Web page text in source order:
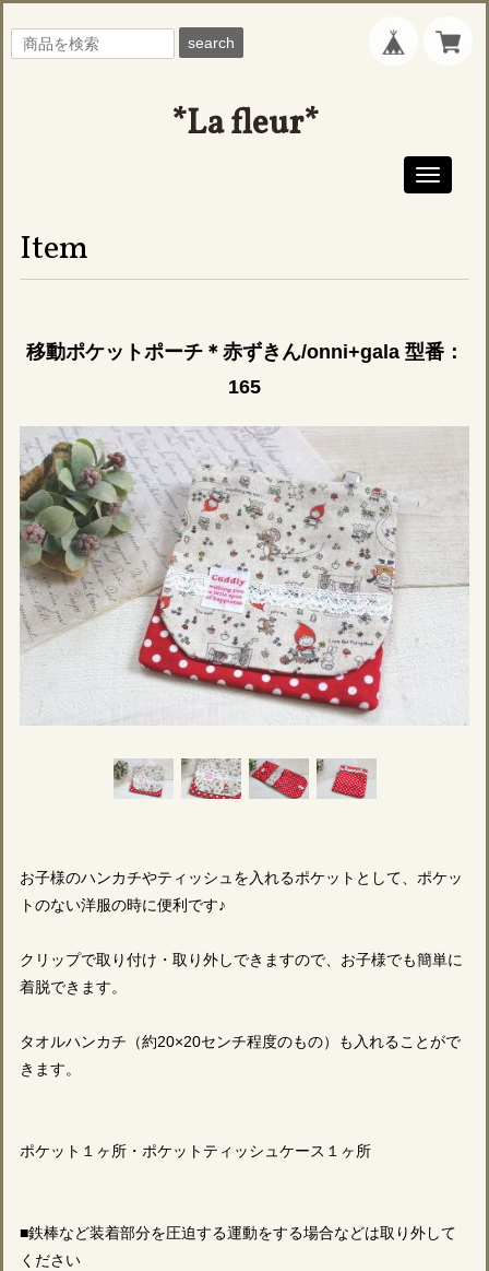
search
*La fleur*
Toggle
Item
移動ポケットポーチ＊赤ずきん/onni+gala 型番：
165
お子様のハンカチやティッシュを入れるポケットとして、ポケッ
トのない洋服の時に便利です♪
クリップで取り付け・取り外しできますので、お子様でも簡単に
着脱できます。
タオルハンカチ（約20×20センチ程度のもの）も入れることがで
きます。
ポケット１ヶ所・ポケットティッシュケース１ヶ所
■鉄棒など装着部分を圧迫する運動をする場合などは取り外して
ください